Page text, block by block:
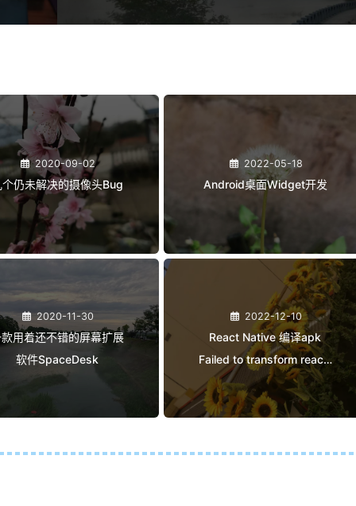
2020-09-02
个仍未解决的摄像头Bug
2022-05-18
Android桌面Widget开发
2020-11-30
用着还不错的屏幕扩展
软件SpaceDesk
2022-12-10
React Native 编译apk
Failed to transform react-
native-0.71.0-rc.0-
debug.aar